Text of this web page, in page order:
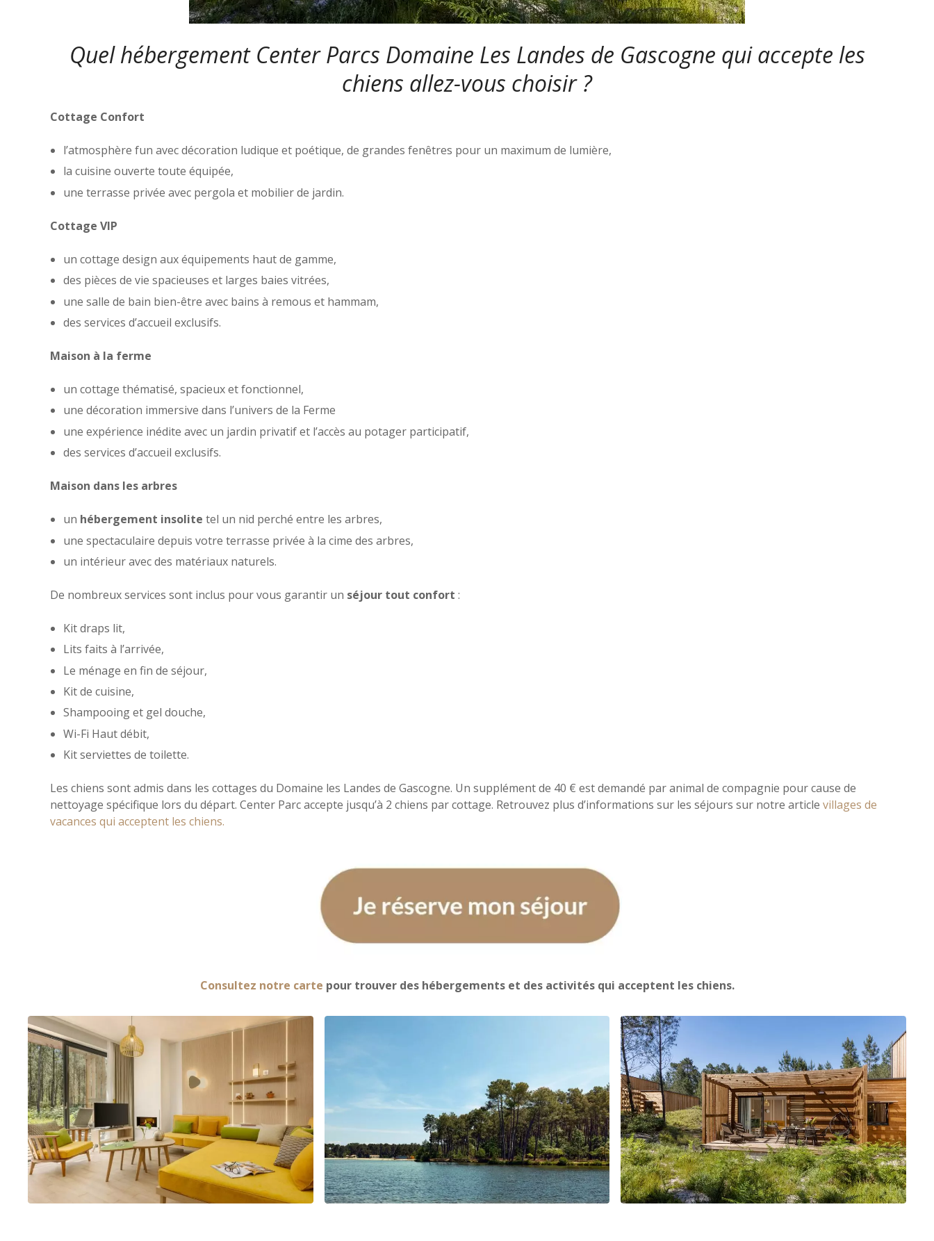
Quel hébergement Center Parcs Domaine Les Landes de Gascogne qui accepte les
chiens allez-vous choisir ?
Cottage Confort
l’atmosphère fun avec décoration ludique et poétique, de grandes fenêtres pour un maximum de lumière,
la cuisine ouverte toute équipée,
une terrasse privée avec pergola et mobilier de jardin.
Cottage VIP
un cottage design aux équipements haut de gamme,
des pièces de vie spacieuses et larges baies vitrées,
une salle de bain bien-être avec bains à remous et hammam,
des services d’accueil exclusifs.
Maison à la ferme
un cottage thématisé, spacieux et fonctionnel,
une décoration immersive dans l’univers de la Ferme
une expérience inédite avec un jardin privatif et l’accès au potager participatif,
des services d’accueil exclusifs.
Maison dans les arbres
un hébergement insolite tel un nid perché entre les arbres,
une spectaculaire depuis votre terrasse privée à la cime des arbres,
un intérieur avec des matériaux naturels.
De nombreux services sont inclus pour vous garantir un séjour tout confort :
Kit draps lit,
Lits faits à l’arrivée,
Le ménage en fin de séjour,
Kit de cuisine,
Shampooing et gel douche,
Wi-Fi Haut débit,
Kit serviettes de toilette.
Les chiens sont admis dans les cottages du Domaine les Landes de Gascogne. Un supplément de 40 € est demandé par animal de compagnie pour cause de
nettoyage spécifique lors du départ. Center Parc accepte jusqu’à 2 chiens par cottage. Retrouvez plus d’informations sur les séjours sur notre article villages de
vacances qui acceptent les chiens.
Consultez notre carte pour trouver des hébergements et des activités qui acceptent les chiens.